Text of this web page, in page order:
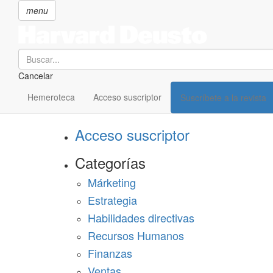
menu
Search
Cancelar
Hemeroteca Acceso suscriptor Suscríbete a la revista
SECCIONES
Suscríbete a Harvard Deusto
Acceso suscriptor
Categorías
Márketing
Estrategia
Habilidades directivas
Recursos Humanos
Finanzas